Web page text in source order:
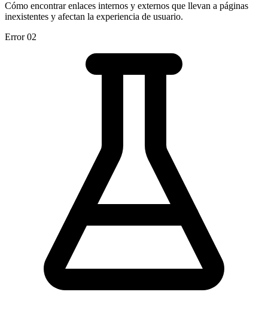
Cómo encontrar enlaces internos y externos que llevan a páginas
inexistentes y afectan la experiencia de usuario.
Error 02